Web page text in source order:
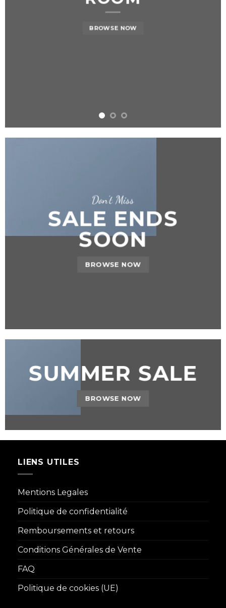
BROWSE NOW
Don’t Miss
SALE ENDS
SOON
BROWSE NOW
SUMMER SALE
BROWSE NOW
LIENS UTILES
Mentions Legales
Politique de confidentialité
Remboursements et retours
Conditions Générales de Vente
FAQ
Politique de cookies (UE)